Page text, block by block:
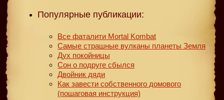
Популярные публикации:
Все фаталити Mortal Kombat
Самые страшные вулканы планеты Земля
Дух покойницы
Сон о подруге сбылся
Двойник дяди
Как завести собственного домового
(пошаговая инструкция)